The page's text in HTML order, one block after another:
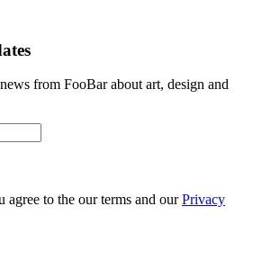
from FooBar about art, design and
agree to the our terms and ourPrivacy